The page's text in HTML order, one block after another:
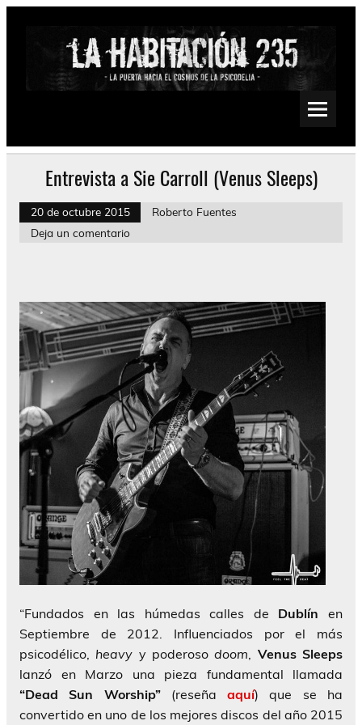
Saltar
Psychedelic, Stoner, Doom, Sludge, Fuzz, Space, Drone
Entrevista a Sie Carroll (Venus Sleeps)
20 de octubre 2015
Roberto Fuentes
Deja un comentario
“Fundados en las húmedas calles de Dublín en
Septiembre de 2012. Influenciados por el más
psicodélico, heavy y poderosodoom
Venus Sleeps
lanzó en Marzo una pieza fundamental llamada
“Dead Sun Worship” (reseñaaquí) que se ha
convertido en uno de los mejores discos del año 2015